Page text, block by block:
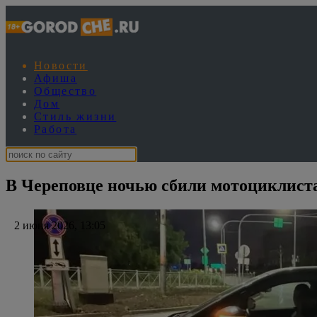
Новости
Афиша
Общество
Дом
Стиль жизни
Работа
В Череповце ночью сбили
2 июня 2026, 13:05